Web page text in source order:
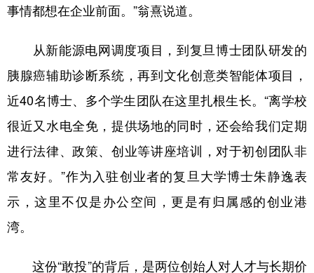
事情都想在企业前面。”翁熹说道。
从新能源电网调度项目，到复旦博士团队研发的
胰腺癌辅助诊断系统，再到文化创意类智能体项目，
近40名博士、多个学生团队在这里扎根生长。“离学校
很近又水电全免，提供场地的同时，还会给我们定期
进行法律、政策、创业等讲座培训，对于初创团队非
常友好。”作为入驻创业者的复旦大学博士朱静逸表
示，这里不仅是办公空间，更是有归属感的创业港
湾。
这份“敢投”的背后，是两位创始人对人才与长期价